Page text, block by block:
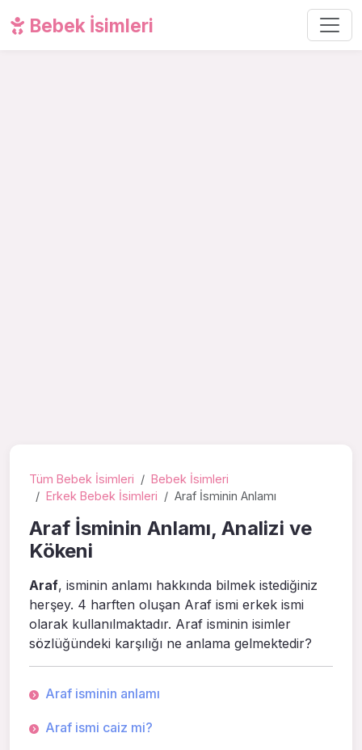
Bebek İsimleri
Tüm Bebek İsimleri
Bebek İsimleri
Erkek Bebek İsimleri
Araf İsminin Anlamı
Araf İsminin Anlamı, Analizi ve
Kökeni
Araf, isminin anlamı hakkında bilmek istediğiniz
herşey. 4 harften oluşan Araf ismi erkek ismi
olarak kullanılmaktadır. Araf isminin isimler
sözlüğündeki karşılığı ne anlama gelmektedir?
Araf isminin anlamı
Araf ismi caiz mi?